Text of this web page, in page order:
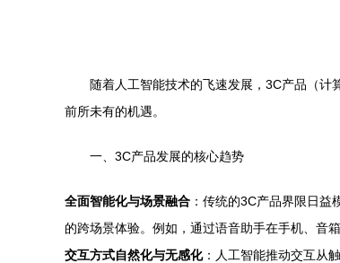
随着人工智能技术的飞速发展，3C产品（
前所未有的机遇。
一、3C产品发展的核心趋势
全面智能化与场景融合 ：传统的3C产品界限日
的跨场景体验。例如，通过语音助手在手机、音
交互方式自然化与无感化：人工智能推动交互从